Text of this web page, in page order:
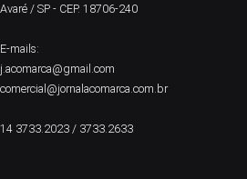
Avaré / SP - CEP. 18706-240
E-mails:
j.acomarca@gmail.com
comercial@jornalacomarca.com.br
14 3733.2023 / 3733.2633